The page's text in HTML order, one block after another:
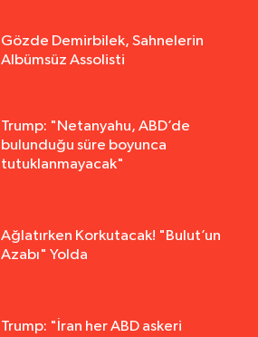
Gözde Demirbilek, Sahnelerin
Albümsüz Assolisti
Trump: "Netanyahu, ABD’de
bulunduğu süre boyunca
tutuklanmayacak"
Ağlatırken Korkutacak! "Bulut’un
Azabı" Yolda
Trump: "İran her ABD askeri